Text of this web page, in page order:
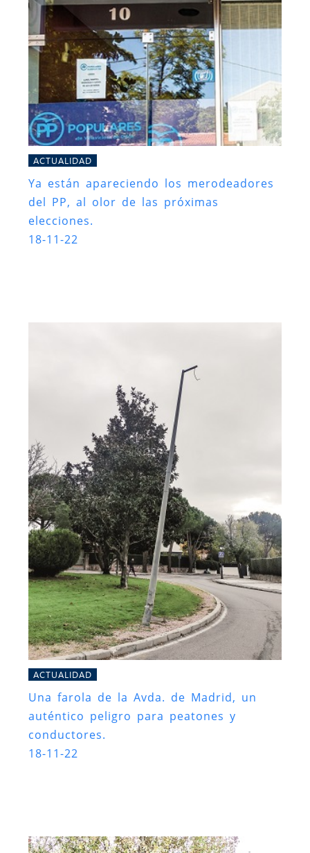
ACTUALIDAD
Ya están apareciendo los merodeadores
del PP, al olor de las próximas
elecciones.
18-11-22
ACTUALIDAD
Una farola de la Avda. de Madrid, un
auténtico peligro para peatones y
conductores.
18-11-22